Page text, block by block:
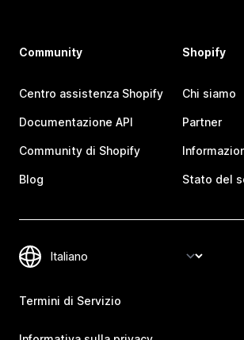
Community
Centro assistenza Shopify
Documentazione API
Community di Shopify
Blog
Shopify
Chi siamo
Partner
Stato del
Termini di Servizio